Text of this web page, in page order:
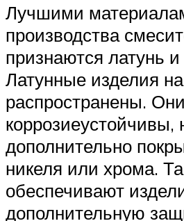
Лучшими
производства
признаются латунь
Латунные изделия
распространены. Они
коррозиеустойчивы,
дополнительно
никеля или хрома.
обеспечивают
дополнительную